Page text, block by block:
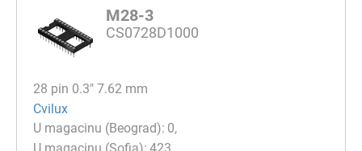
M28-3
CS0728D1000
28 pin 0.3" 7.62 mm
Cvilux
0
423